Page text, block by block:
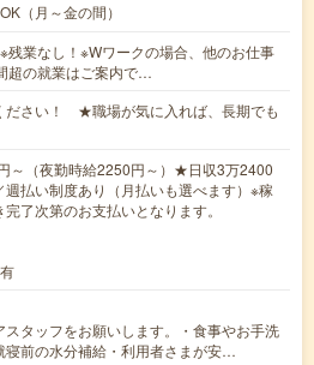
（月～金の間）
業なし！※Wワークの場合、他のお仕事
超の就業はご案内で…
ださい！ ★職場が気に入れば、長期でも
～（夜勤時給2250円～）★日収3万2400
払い制度あり（月払いも選べます）※稼
了次第のお支払いとなります。
スタッフをお願いします。・食事やお手洗
寝前の水分補給・利用者さまが安…